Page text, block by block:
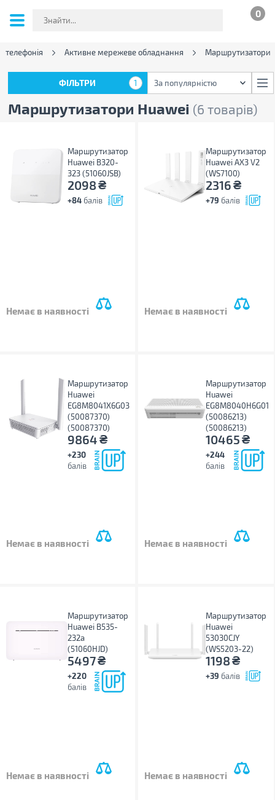
0
телефонія Активне мережеве обладнання Маршрутизатори
Маршрутизатори Huawei (6 товарів)
ФІЛЬТРИ 1 За популярністю
Маршрутизатор
Huawei B320-
323 (51060JSB)
2098₴
+84 балів
Немає в наявності
Маршрутизатор
Huawei AX3 V2
(WS7100)
2316₴
+79 балів
Немає в наявності
Маршрутизатор
Huawei
EG8M8041X6G03
(50087370)
(50087370)
9864₴
+230
балів
Немає в наявності
Маршрутизатор
Huawei
EG8M8040H6G01
(50086213)
(50086213)
10465₴
+244
балів
Немає в наявності
Маршрутизатор
Huawei B535-
232a
(51060HJD)
5497₴
+220
балів
Немає в наявності
Маршрутизатор
Huawei
53030CJY
(WS5203-22)
1198₴
+39 балів
Немає в наявності
ФІЛЬТРИ 1 За популярністю